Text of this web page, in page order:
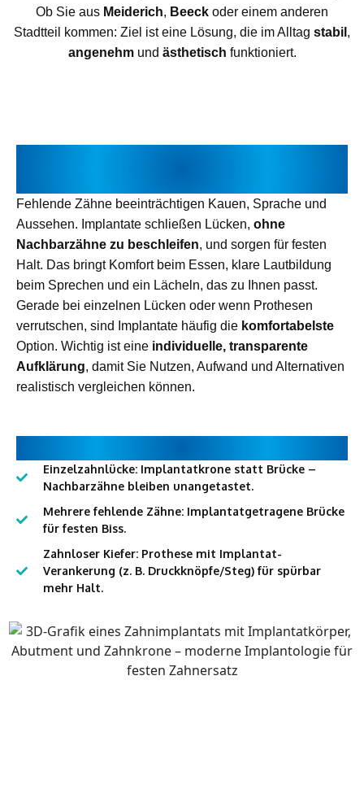
Ob Sie aus Meiderich, Beeck oder einem anderen
Stadtteil kommen: Ziel ist eine Lösung, die im Alltag stabil ,
angenehmund ästhetisch funktioniert.
Fehlende Zähne beeinträchtigen Kauen, Sprache und
Aussehen. Implantate schließen Lücken, ohne
Nachbarzähne zu beschleifen, und sorgen für festen
Halt. Das bringt Komfort beim Essen, klare Lautbildung
beim Sprechen und ein Lächeln, das zu Ihnen passt.
Gerade bei einzelnen Lücken oder wenn Prothesen
verrutschen, sind Implantate häufig die komfortabelste
Option. Wichtig ist eine individuelle, transparente
Aufklärung, damit Sie Nutzen, Aufwand und Alternativen
realistisch vergleichen können.
Einzelzahnlücke: Implantatkrone statt Brücke –
Nachbarzähne bleiben unangetastet.
Mehrere fehlende Zähne: Implantatgetragene Brücke
für festen Biss.
Zahnloser Kiefer: Prothese mit Implantat-
Verankerung (z. B. Druckknöpfe/Steg) für spürbar
mehr Halt.